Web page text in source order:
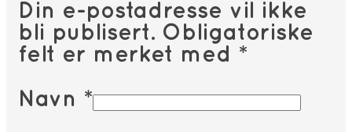
Din e-postadresse vil ikke
bli publisert. Obligatoriske
felt er merket med *
Navn *